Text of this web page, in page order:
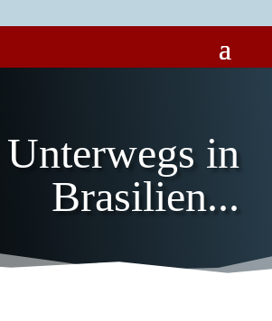
Unterwegs in
Brasilien...